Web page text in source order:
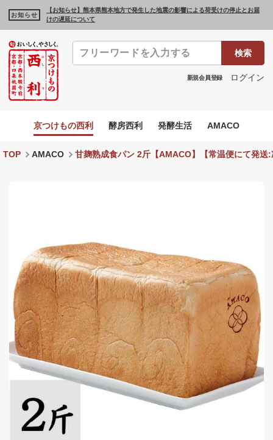
お知らせ
【お知らせ】熊本県熊本地方で発生した地震の影響による荷受けの停止とお届
けの遅延について
検索
新規会員登録 ログイン
京つけもの西利 酵房西利 発酵生活 AMACO
TOP AMACO 甘麹熟成食パン 2斤【AMACO】【常温便にて発送